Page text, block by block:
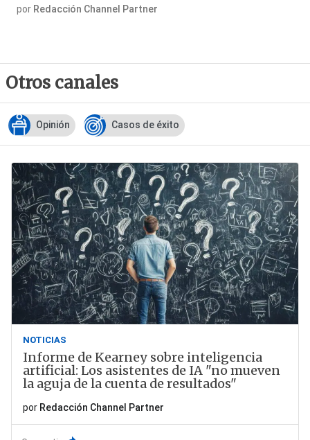
por Redacción Channel Partner
Otros canales
Opinión Casos de éxito
NOTICIAS
Informe de Kearney sobre inteligencia
artificial: Los asistentes de IA "no mueven
la aguja de la cuenta de resultados"
por Redacción Channel Partner